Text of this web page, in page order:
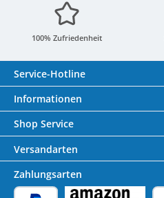
100% Zufriedenheit
Service-Hotline
Informationen
Shop Service
Versandarten
Zahlungsarten